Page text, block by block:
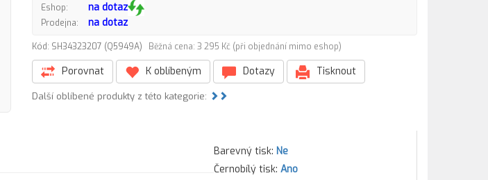
Eshop: na dotaz
Prodejna: na dotaz
Kód: SH34323207 (Q5949A) Běžná cena: 3 295 Kč (při objednání mimo eshop)
Porovnat K oblíbeným Dotazy Tisknout
Další oblíbené produkty z této kategorie:
Barevný tisk: Ne
Černobílý tisk: Ano